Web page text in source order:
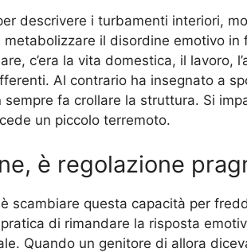
descrivere i turbamenti interiori,
il disordine emotivo in
c’era la vita domestica, il lavoro,
Al contrario ha insegnato a
fa crollare la struttura. Si
un piccolo terremoto.
è regolazione
scambiare questa capacità per
di rimandare la risposta
Quando un genitore di allora